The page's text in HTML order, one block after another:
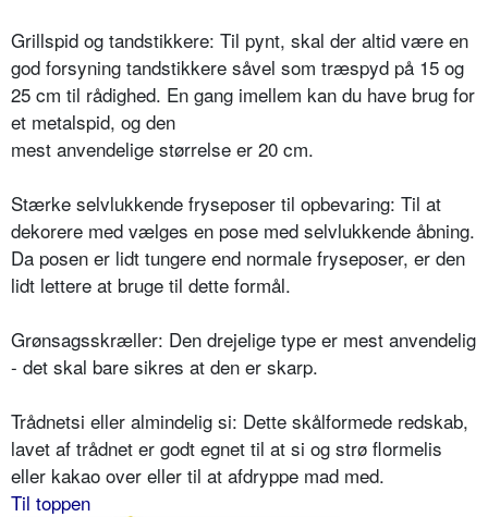
Grillspid og tandstikkere: Til pynt, skal der altid være en
god forsyning tandstikkere såvel som træspyd på 15 og
25 cm til rådighed. En gang imellem kan du have brug for
et metalspid, og den
mest anvendelige størrelse er 20 cm.
Stærke selvlukkende fryseposer til opbevaring: Til at
dekorere med vælges en pose med selvlukkende åbning.
Da posen er lidt tungere end normale fryseposer, er den
lidt lettere at bruge til dette formål.
Grønsagsskræller: Den drejelige type er mest anvendelig
- det skal bare sikres at den er skarp.
Trådnetsi eller almindelig si: Dette skålformede redskab,
lavet af trådnet er godt egnet til at si og strø flormelis
eller kakao over eller til at afdryppe mad med.
Til toppen